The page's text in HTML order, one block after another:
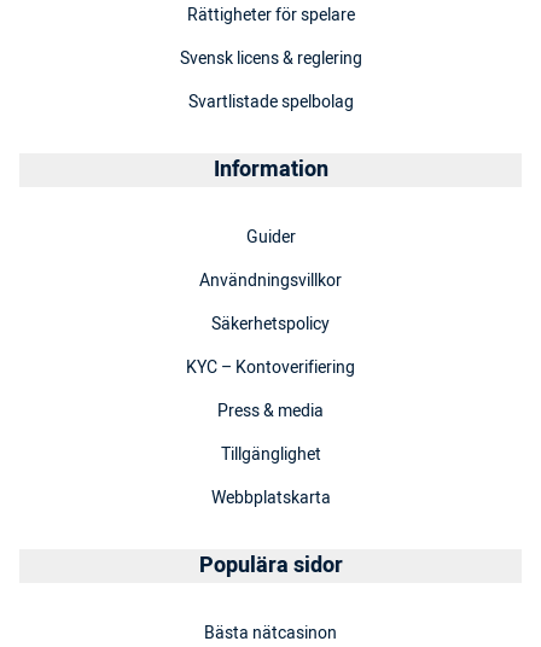
Rättigheter för spelare
Svensk licens & reglering
Svartlistade spelbolag
Information
Guider
Användningsvillkor
Säkerhetspolicy
KYC – Kontoverifiering
Press & media
Tillgänglighet
Webbplatskarta
Populära sidor
Bästa nätcasinon